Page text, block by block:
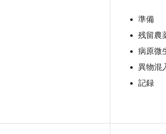
準備
残留農
病原微
異物混
記録